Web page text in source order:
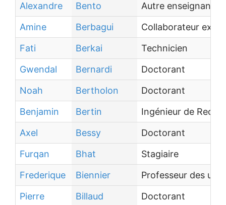
Alexandre
Bento
Autre enseignant-
Amine
Berbagui
Collaborateur
Fati
Berkai
Technicien
Gwendal
Bernardi
Doctorant
Noah
Bertholon
Doctorant
Benjamin
Bertin
Ingénieur de
Axel
Bessy
Doctorant
Furqan
Bhat
Stagiaire
Frederique
Biennier
Professeur des
Pierre
Billaud
Doctorant